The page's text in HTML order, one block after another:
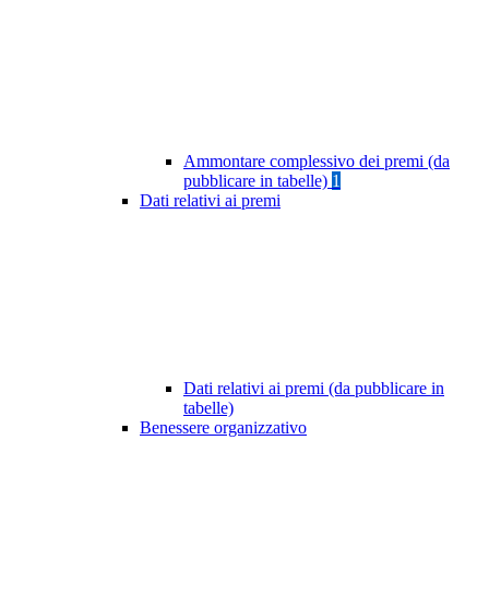
Ammontare complessivo dei premi (da
pubblicare in tabelle) 1
Dati relativi ai premi
Dati relativi ai premi (da pubblicare in
tabelle)
Benessere organizzativo